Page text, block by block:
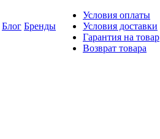
Блог Бренды
Условия оплаты
Условия доставки
Гарантия на товар
Возврат товара